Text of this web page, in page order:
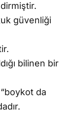
güvenliği
bilinen bir
da